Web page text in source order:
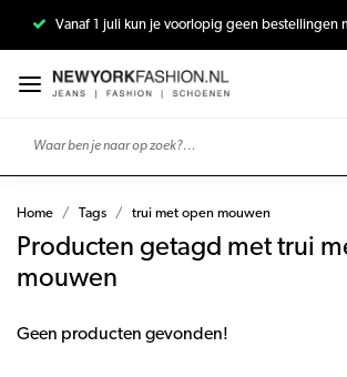
Vanaf 1 juli kun je voorlopig geen bestellingen
Home Tags trui met open mouwen
Producten getagd met trui
mouwen
Geen producten gevonden!